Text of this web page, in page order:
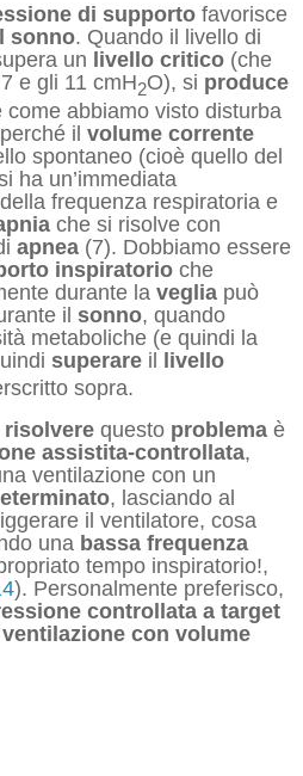
di supporto favorisce
sonno. Quando il livello di
un livello critico (che
e gli 11 cmH2O), si produce
come abbiamo visto disturba
il volume corrente
spontaneo (cioè quello del
ha un’immediata
frequenza respiratoria e
che si risolve con
apnea (7). Dobbiamo essere
inspiratorio che
durante la veglia può
il sonno, quando
metaboliche (e quindi la
superare il livello
sopra.
risolvere questo problema è
assistita-controllata,
ventilazione con un
, lasciando al
il ventilatore, cosa
una bassa frequenza
tempo inspiratorio!,
). Personalmente preferisco,
controllata a target
ventilazione con volume